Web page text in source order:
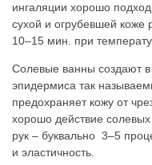
ингаляции хорошо
сухой и огрубевшей коже
10–15 мин. при
Солевые ванны создают
эпидермиса так
предохраняет кожу от
хорошо действие
рук – буквально 3–5
и эластичность.